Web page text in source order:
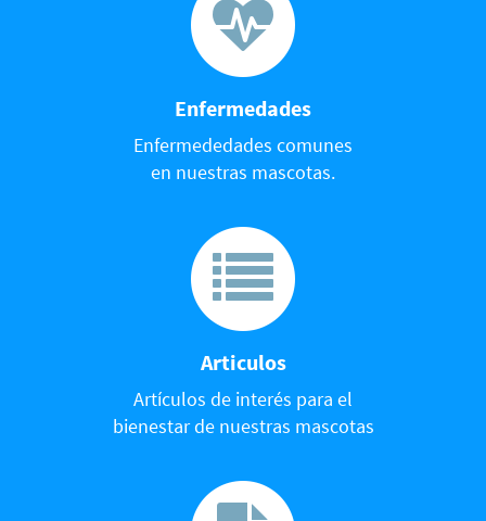
Enfermedades
Enfermededades comunes
en nuestras mascotas.
Articulos
Artículos de interés para el
bienestar de nuestras mascotas